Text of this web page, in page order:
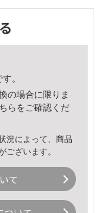
。
の場合に限りま
ら をご確認くだ
況によって、商品
ございます。
て